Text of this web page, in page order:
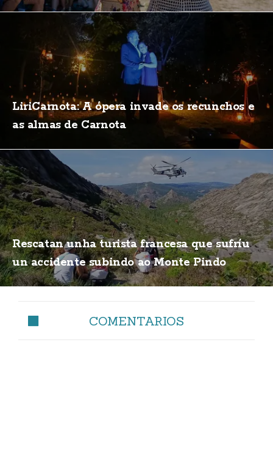
LiriCarnota: A ópera invade os recunchos e
as almas de Carnota
Rescatan unha turista francesa que sufríu
un accidente subindo ao Monte Pindo
COMENTARIOS